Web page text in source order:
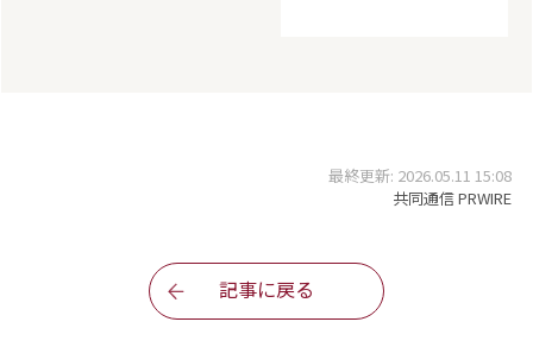
最終更新: 2026.05.11 15:08
共同通信 PRWIRE
記事に戻る